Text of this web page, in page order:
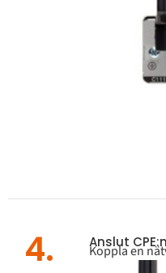
4. Anslut
Koppla en